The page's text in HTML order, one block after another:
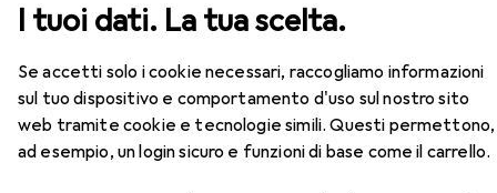
I tuoi dati. La tua scelta.
Se accetti solo i cookie necessari, raccogliamo informazioni
sul tuo dispositivo e comportamento d'uso sul nostro sito
web tramite cookie e tecnologie simili. Questi permettono,
ad esempio, un login sicuro e funzioni di base come il carrello.
Dadi + Rondelle Amf Dado TWINNUT con collare
EUR
50,08
AmfDado TWINNUT con collare
M8